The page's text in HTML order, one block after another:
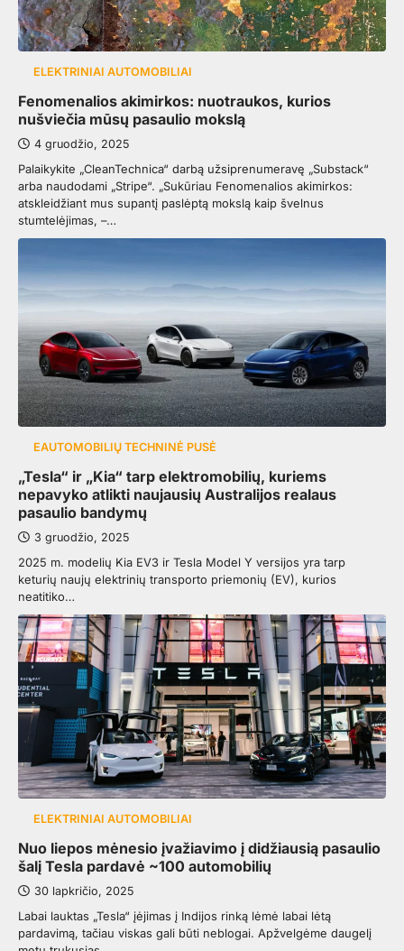
ELEKTRINIAI AUTOMOBILIAI
Fenomenalios akimirkos: nuotraukos, kurios
nušviečia mūsų pasaulio mokslą
4 gruodžio, 2025
Palaikykite „CleanTechnica“ darbą užsiprenumeravę „Substack“
arba naudodami „Stripe“. „Sukūriau Fenomenalios akimirkos:
atskleidžiant mus supantį paslėptą mokslą kaip švelnus
stumtelėjimas, –…
EAUTOMOBILIŲ TECHNINĖ PUSĖ
„Tesla“ ir „Kia“ tarp elektromobilių, kuriems
nepavyko atlikti naujausių Australijos realaus
pasaulio bandymų
3 gruodžio, 2025
2025 m. modelių Kia EV3 ir Tesla Model Y versijos yra tarp
keturių naujų elektrinių transporto priemonių (EV), kurios
neatitiko…
ELEKTRINIAI AUTOMOBILIAI
Nuo liepos mėnesio įvažiavimo į didžiausią pasaulio
šalį Tesla pardavė ~100 automobilių
30 lapkričio, 2025
Labai lauktas „Tesla“ įėjimas į Indijos rinką lėmė labai lėtą
pardavimą, tačiau viskas gali būti neblogai. Apžvelgėme daugelį